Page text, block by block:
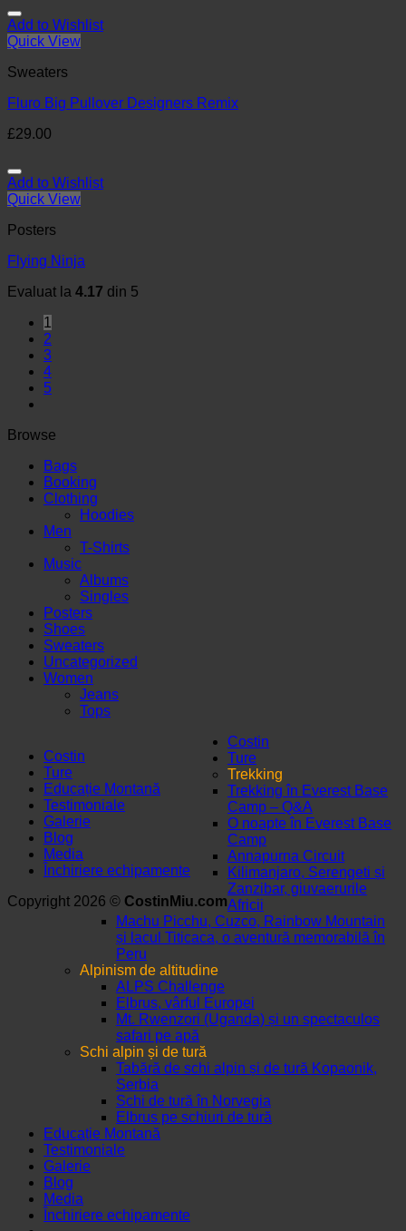
Add to Wishlist
Quick View
Sweaters
Fluro Big Pullover Designers Remix
£29.00
Add to Wishlist
Quick View
Posters
Flying Ninja
Evaluat la 4.17 din 5
1
2
3
4
5
Browse
Bags
Booking
Clothing
Hoodies
Men
T-Shirts
Music
Albums
Singles
Posters
Shoes
Sweaters
Uncategorized
Women
Jeans
Tops
Costin
Ture
Educație Montană
Testimoniale
Galerie
Blog
Media
Închiriere echipamente
Copyright 2026 © CostinMiu.com
Costin
Ture
Trekking
Trekking în Everest Base
Camp – Q&A
O noapte în Everest Base
Camp
Annapurna Circuit
Kilimanjaro, Serengeti și
Zanzibar, giuvaerurile
Africii
Machu Picchu, Cuzco, Rainbow Mountain
și lacul Titicaca, o aventură memorabilă în
Peru
Alpinism de altitudine
ALPS Challenge
Elbrus, vârful Europei
Mt. Rwenzori (Uganda) și un spectaculos
safari pe apă
Schi alpin și de tură
Tabără de schi alpin și de tură Kopaonik,
Serbia
Schi de tură în Norvegia
Elbrus pe schiuri de tură
Educație Montană
Testimoniale
Galerie
Blog
Media
Închiriere echipamente